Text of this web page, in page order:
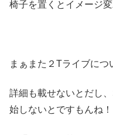
椅子を置くとイメージ
まぁまた２Tライブにつ
詳細も載せないとだし
始しないとですもんね！